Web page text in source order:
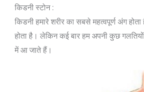
किडनी स्टोन :
किडनी हमारे शरीर का सबसे महत्वपूर्ण अंग
होता है। लेकिन कई बार हम अपनी कुछ
में आ जाते हैं।